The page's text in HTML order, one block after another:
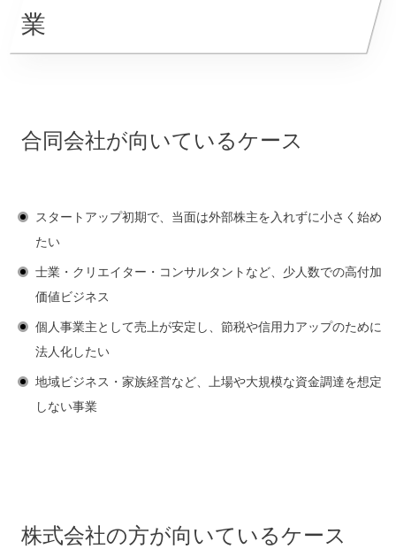
業
合同会社が向いているケース
スタートアップ初期で、当面は外部株主を入れずに小さく始め
たい
士業・クリエイター・コンサルタントなど、少人数での高付加
価値ビジネス
個人事業主として売上が安定し、節税や信用力アップのために
法人化したい
地域ビジネス・家族経営など、上場や大規模な資金調達を想定
しない事業
株式会社の方が向いているケース